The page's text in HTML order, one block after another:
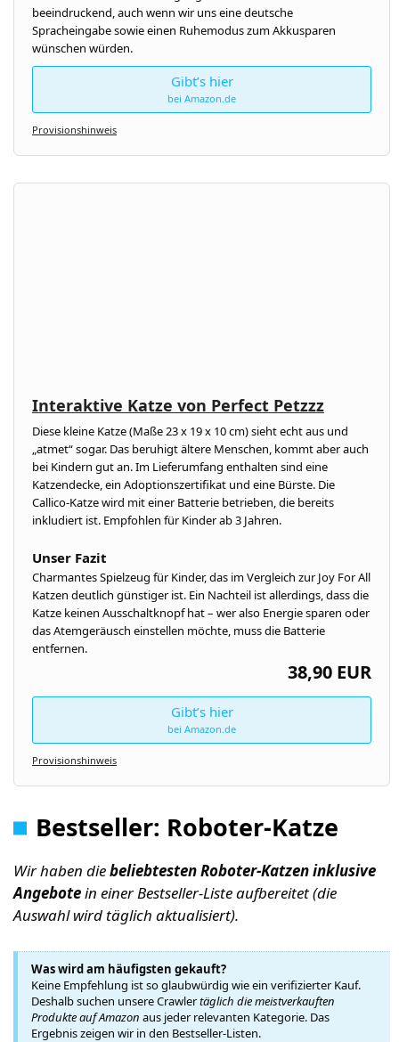
beeindruckend, auch wenn wir uns eine deutsche
Spracheingabe sowie einen Ruhemodus zum Akkusparen
wünschen würden.
Gibt’s hier
bei Amazon.de
Provisionshinweis
Interaktive Katze von Perfect Petzzz
Diese kleine Katze (Maße 23 x 19 x 10 cm) sieht echt aus und
„atmet“ sogar. Das beruhigt ältere Menschen, kommt aber auch
bei Kindern gut an. Im Lieferumfang enthalten sind eine
Katzendecke, ein Adoptionszertifikat und eine Bürste. Die
Callico-Katze wird mit einer Batterie betrieben, die bereits
inkludiert ist. Empfohlen für Kinder ab 3 Jahren.
Unser Fazit
Charmantes Spielzeug für Kinder, das im Vergleich zur Joy For All
Katzen deutlich günstiger ist. Ein Nachteil ist allerdings, dass die
Katze keinen Ausschaltknopf hat – wer also Energie sparen oder
das Atemgeräusch einstellen möchte, muss die Batterie
entfernen.
38,90 EUR
Gibt’s hier
bei Amazon.de
Provisionshinweis
Bestseller: Roboter-Katze
Wir haben diebeliebtesten Roboter-Katzen inklusive
Angebotein einer Bestseller-Liste aufbereitet (die
Auswahl wird täglich aktualisiert).
Was wird am häufigsten gekauft?
Keine Empfehlung ist so glaubwürdig wie ein verifizierter Kauf.
Deshalb suchen unsere Crawlertäglich die meistverkauften
Produkte auf Amazon aus jeder relevanten Kategorie. Das
Ergebnis zeigen wir in den Bestseller-Listen.